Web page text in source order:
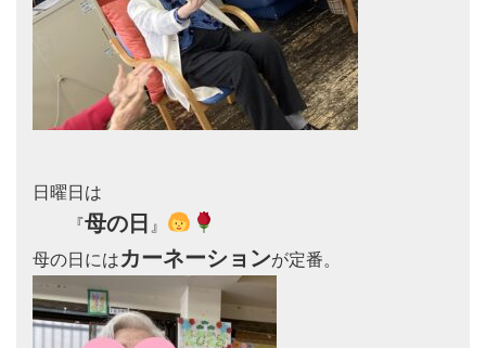
日曜日は
『母の日 』
母の日にはカーネーション